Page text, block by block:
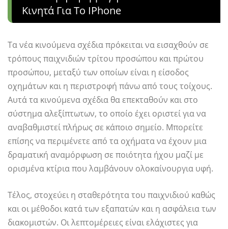
Κινητά Για Το IPhone
Τα νέα κινούμενα σχέδια πρόκειται να εισαχθούν σε
τρόπους παιχνιδιών τρίτου προσώπου και πρώτου
προσώπου, μεταξύ των οποίων είναι η είσοδος
οχημάτων και η περιστροφή πάνω από τους τοίχους.
Αυτά τα κινούμενα σχέδια θα επεκταθούν και στο
σύστημα αλεξίπτωτων, το οποίο έχει οριστεί για να
αναβαθμιστεί πλήρως σε κάποιο σημείο. Μπορείτε
επίσης να περιμένετε από τα οχήματα να έχουν μια
δραματική αναμόρφωση σε ποιότητα ήχου μαζί με
ορισμένα κτίρια που λαμβάνουν ολοκαίνουργια υφή.
Τέλος, στοχεύει η σταθερότητα του παιχνιδιού καθώς
και οι μέθοδοι κατά των εξαπατών και η ασφάλεια των
διακομιστών. Οι λεπτομέρειες είναι ελάχιστες για